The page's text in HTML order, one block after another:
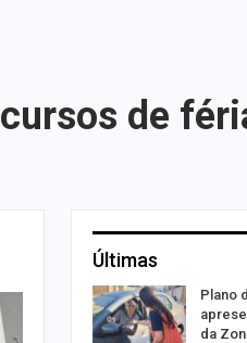
de
Últimas
de 104
Plano
da